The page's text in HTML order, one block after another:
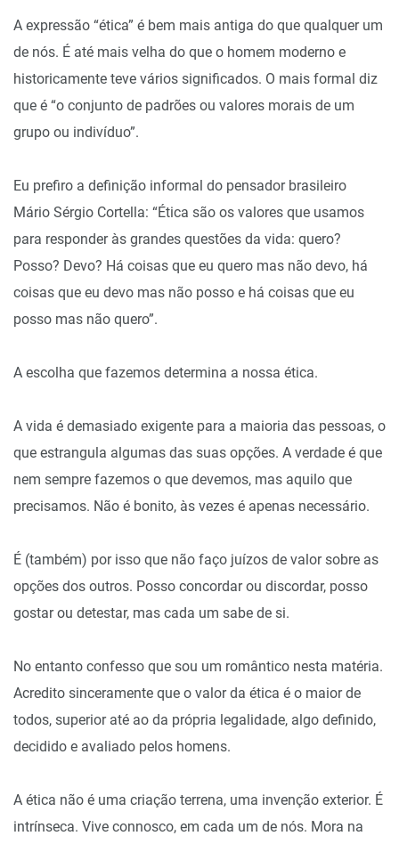
A expressão “ética” é bem mais antiga do que qualquer um
de nós. É até mais velha do que o homem moderno e
historicamente teve vários significados. O mais formal diz
que é “o conjunto de padrões ou valores morais de um
grupo ou indivíduo”.
Eu prefiro a definição informal do pensador brasileiro
Mário Sérgio Cortella: “Ética são os valores que usamos
para responder às grandes questões da vida: quero?
Posso? Devo? Há coisas que eu quero mas não devo, há
coisas que eu devo mas não posso e há coisas que eu
posso mas não quero”.
A escolha que fazemos determina a nossa ética.
A vida é demasiado exigente para a maioria das pessoas, o
que estrangula algumas das suas opções. A verdade é que
nem sempre fazemos o que devemos, mas aquilo que
precisamos. Não é bonito, às vezes é apenas necessário.
É (também) por isso que não faço juízos de valor sobre as
opções dos outros. Posso concordar ou discordar, posso
gostar ou detestar, mas cada um sabe de si.
No entanto confesso que sou um romântico nesta matéria.
Acredito sinceramente que o valor da ética é o maior de
todos, superior até ao da própria legalidade, algo definido,
decidido e avaliado pelos homens.
A ética não é uma criação terrena, uma invenção exterior. É
intrínseca. Vive connosco, em cada um de nós. Mora na